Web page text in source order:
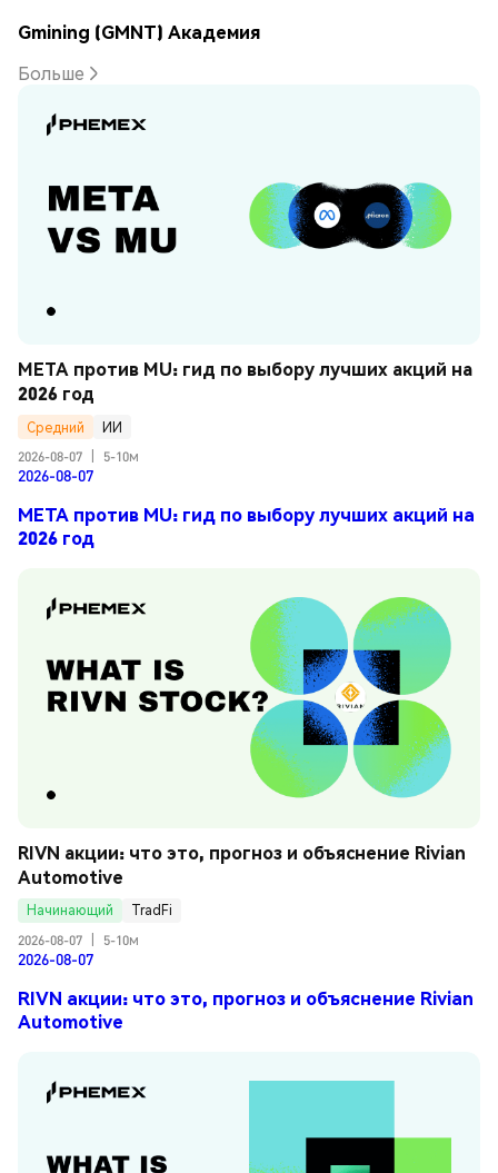
Gmining (GMNT) Академия
Больше
META против MU: гид по выбору лучших акций на
2026 год
Средний
ИИ
2026-08-07
5-10м
2026-08-07
META против MU: гид по выбору лучших акций на
2026 год
RIVN акции: что это, прогноз и объяснение Rivian
Automotive
Начинающий
TradFi
2026-08-07
5-10м
2026-08-07
RIVN акции: что это, прогноз и объяснение Rivian
Automotive